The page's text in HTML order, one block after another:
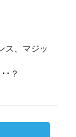
ス、マジッ
･？